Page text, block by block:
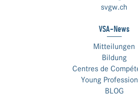
svgw.ch
VSA-News
Mitteilungen
Bildung
Centres de
Young
BLOG